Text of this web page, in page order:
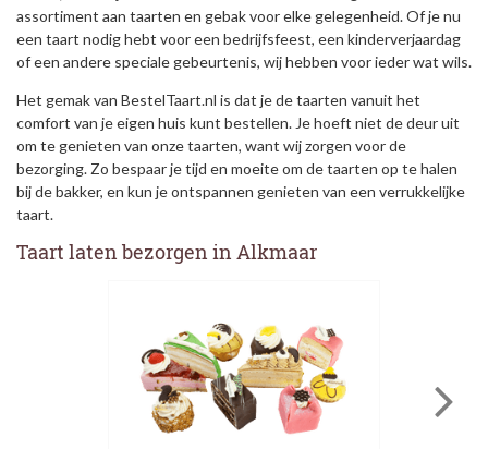
assortiment aan taarten en gebak voor elke gelegenheid. Of je nu
een taart nodig hebt voor een bedrijfsfeest, een kinderverjaardag
of een andere speciale gebeurtenis, wij hebben voor ieder wat wils.
Het gemak van BestelTaart.nl is dat je de taarten vanuit het
comfort van je eigen huis kunt bestellen. Je hoeft niet de deur uit
om te genieten van onze taarten, want wij zorgen voor de
bezorging. Zo bespaar je tijd en moeite om de taarten op te halen
bij de bakker, en kun je ontspannen genieten van een verrukkelijke
taart.
Taart laten bezorgen in Alkmaar